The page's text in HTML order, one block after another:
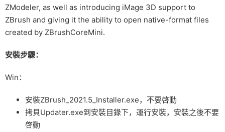
ZModeler, as well as introducing iMage 3D support to
ZBrush and giving it the ability to open native-format files
created by ZBrushCoreMini.
安裝步驟：
Win：
安裝ZBrush_2021.5_Installer.exe，不要啓動
拷貝Updater.exe到安裝目錄下，運行安裝，安裝之後不要
啓動